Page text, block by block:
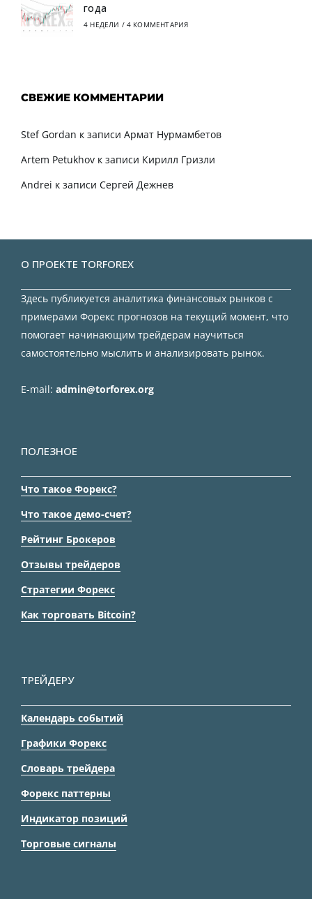
года
4 НЕДЕЛИ / 4 КОММЕНТАРИЯ
СВЕЖИЕ КОММЕНТАРИИ
Stef Gordan к записи Армат Нурмамбетов
Artem Petukhov к записи Кирилл Гризли
Andrei к записи Сергей Дежнев
О ПРОЕКТЕ TORFOREX
Здесь публикуется аналитика финансовых рынков с
примерами Форекс прогнозов на текущий момент, что
помогает начинающим трейдерам научиться
самостоятельно мыслить и анализировать рынок.
E-mail: admin@torforex.org
ПОЛЕЗНОЕ
Что такое Форекс?
Что такое демо-счет?
Рейтинг Брокеров
Отзывы трейдеров
Стратегии Форекс
Как торговать Bitcoin?
ТРЕЙДЕРУ
Календарь событий
Графики Форекс
Словарь трейдера
Форекс паттерны
Индикатор позиций
Торговые сигналы